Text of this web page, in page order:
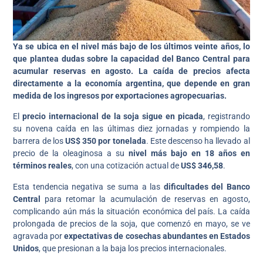
Ya se ubica en el nivel más bajo de los últimos veinte años, lo
que plantea dudas sobre la capacidad del Banco Central para
acumular reservas en agosto. La caída de precios afecta
directamente a la economía argentina, que depende en gran
medida de los ingresos por exportaciones agropecuarias.
Elprecio internacional de la soja sigue en picada, registrando
su novena caída en las últimas diez jornadas y rompiendo la
barrera de losUS$ 350 por tonelada. Este descenso ha llevado al
precio de la oleaginosa a su nivel más bajo en 18 años en
términos reales, con una cotización actual deUS$ 346,58.
Esta tendencia negativa se suma a las dificultades del Banco
Central para retomar la acumulación de reservas en agosto,
complicando aún más la situación económica del país. La caída
prolongada de precios de la soja, que comenzó en mayo, se ve
agravada porexpectativas de cosechas abundantes en Estados
Unidos, que presionan a la baja los precios internacionales.